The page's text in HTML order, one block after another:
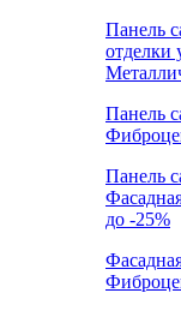
Панель
отделки
Панель
Панель
до -25%